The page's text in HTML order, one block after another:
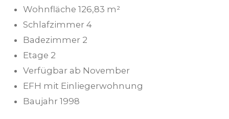
Wohnfläche 126,83 m²
Schlafzimmer 4
Badezimmer 2
Etage 2
Verfügbar ab November
EFH mit Einliegerwohnung
Baujahr 1998